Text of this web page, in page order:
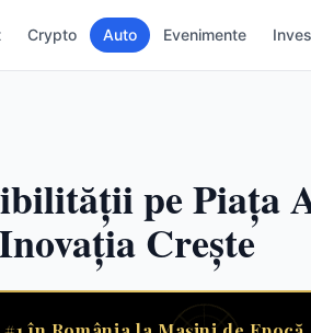
Crypto Auto Evenimente
pe Piața
Crește